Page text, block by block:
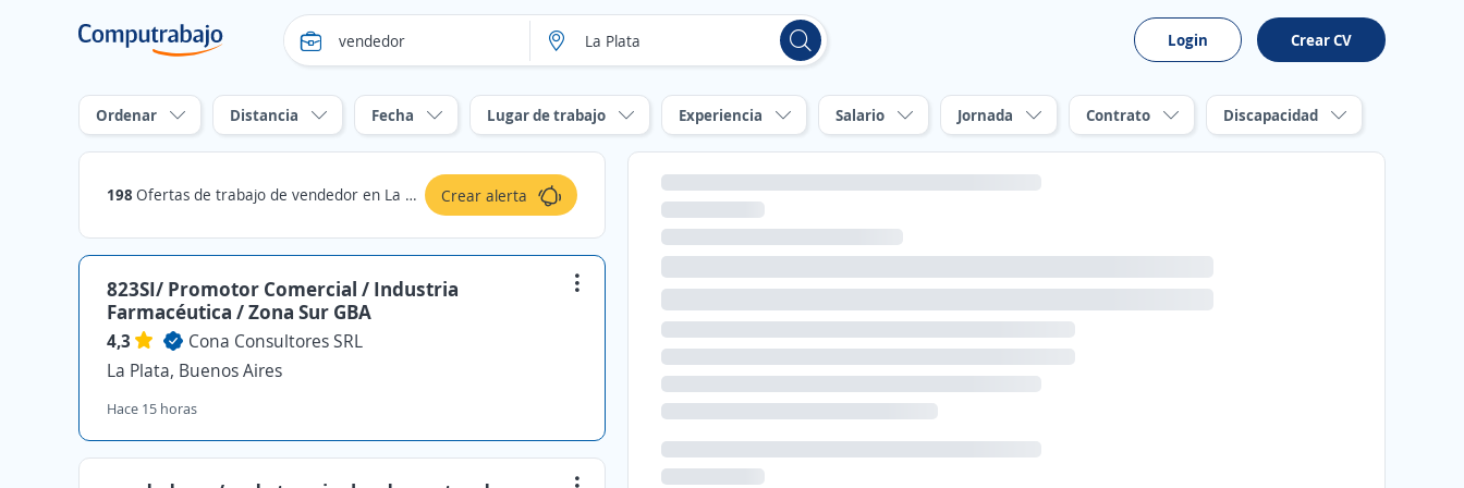
Login Crear CV
Ordenar Distancia Fecha Lugar de trabajo Experiencia Salario Jornada Contrato Discapacidad
198 Ofertas de trabajo de vendedor en La Plata, Buenos Aires Crear alerta
823SI/ Promotor Comercial / Industria
Farmacéutica / Zona Sur GBA
4,3
Cona Consultores SRL
La Plata, Buenos Aires
Hace 15 horas